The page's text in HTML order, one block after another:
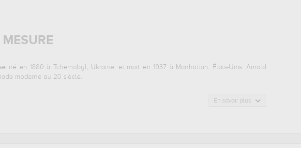
né en 1880 à Tchernobyl, Ukraine, et mort en 1937 à Manhattan, États-Unis. Arnold
moderne au 20 siècle.
En savoir plus